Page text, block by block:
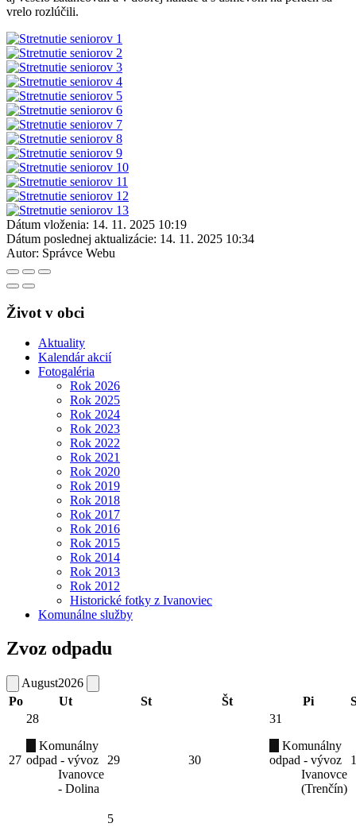
vrelo rozlúčili.
Dátum vloženia: 14. 11. 2025 10:19
Dátum poslednej aktualizácie: 14. 11. 2025 10:34
Autor: Správce Webu
Život v obci
Aktuality
Kalendár akcií
Fotogaléria
Rok 2026
Rok 2025
Rok 2024
Rok 2023
Rok 2022
Rok 2021
Rok 2020
Rok 2019
Rok 2018
Rok 2017
Rok 2016
Rok 2015
Rok 2014
Rok 2013
Rok 2012
Historické fotky z Ivanoviec
Komunálne služby
Zvoz odpadu
August2026
Po
Ut St Št Pi
27
28
Komunálny
odpad - vývoz
Ivanovce
- Dolina
29 30
31
Komunálny
odpad - vývoz
Ivanovce
(Trenčín)
1
5